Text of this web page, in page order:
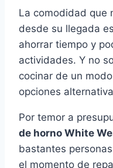
La comodidad que
desde su llegada
ahorrar tiempo y
actividades. Y no
cocinar de un
opciones
Por temor a
de horno White
bastantes
el momento de